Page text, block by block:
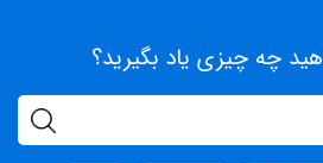
چه چیزی یاد بگیرید؟